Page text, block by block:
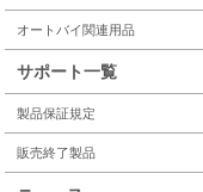
オートバイ関連用品
サポート一覧
製品保証規定
販売終了製品